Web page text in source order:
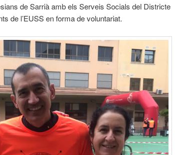
de Sarrià amb els Serveis Socials del Districte
de l’EUSS en forma de voluntariat.